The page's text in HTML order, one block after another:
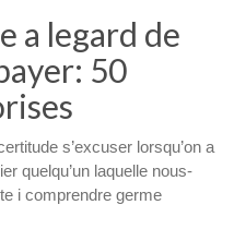
a legard de
50
s’excuser lorsqu’on a
quelqu’un laquelle nous-
i comprendre germe